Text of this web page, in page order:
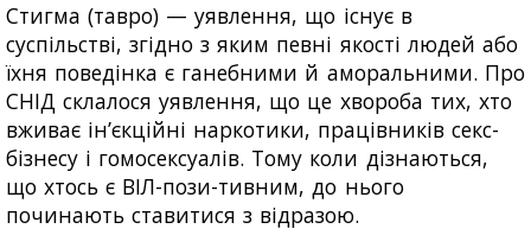
Стигма (тавро) — уявлення, що існує в
суспільстві, згідно з яким певні якості людей або
їхня поведінка є ганебними й аморальними. Про
СНІД склалося уявлення, що це хвороба тих, хто
вживає ін’єкційні наркотики, працівників секс-
бізнесу і гомосексуалів. Тому коли дізнаються,
що хтось є ВІЛ-пози-тивним, до нього
починають ставитися з відразою.